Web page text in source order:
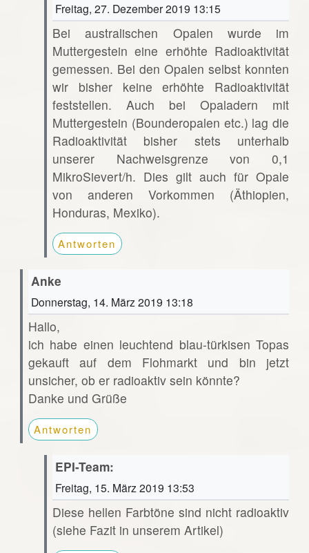
Freitag, 27. Dezember 2019 13:15
Bei australischen Opalen wurde im
Muttergestein eine erhöhte Radioaktivität
gemessen. Bei den Opalen selbst konnten
wir bisher keine erhöhte Radioaktivität
feststellen. Auch bei Opaladern mit
Muttergestein (Bounderopalen etc.) lag die
Radioaktivität bisher stets unterhalb
unserer Nachweisgrenze von 0,1
MikroSievert/h. Dies gilt auch für Opale
von anderen Vorkommen (Äthiopien,
Honduras, Mexiko).
Antworten
Anke
Donnerstag, 14. März 2019 13:18
Hallo,
ich habe einen leuchtend blau-türkisen Topas
gekauft auf dem Flohmarkt und bin jetzt
unsicher, ob er radioaktiv sein könnte?
Danke und Grüße
Antworten
EPI-Team:
Freitag, 15. März 2019 13:53
Diese hellen Farbtöne sind nicht radioaktiv
(siehe Fazit in unserem Artikel)